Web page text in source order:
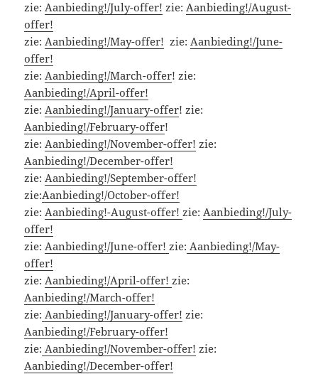
zie: Aanbieding!/July-offer! zie: Aanbieding!/August-
offer!
zie: Aanbieding!/May-offer! zie: Aanbieding!/June-
offer!
zie: Aanbieding!/March-offer! zie:
Aanbieding!/April-offer!
zie: Aanbieding!/January-offer! zie:
Aanbieding!/February-offer!
zie: Aanbieding!/November-offer! zie:
Aanbieding!/December-offer!
zie: Aanbieding!/September-offer!
zie:Aanbieding!/October-offer!
zie: Aanbieding!-August-offer!zie: Aanbieding!/July-
offer!
zie: Aanbieding!/June-offer!zie: Aanbieding!/May-
offer!
zie: Aanbieding!/April-offer!zie:
Aanbieding!/March-offer!
zie: Aanbieding!/January-offer! zie:
Aanbieding!/February-offer!
zie: Aanbieding!/November-offer! zie:
Aanbieding!/December-offer!